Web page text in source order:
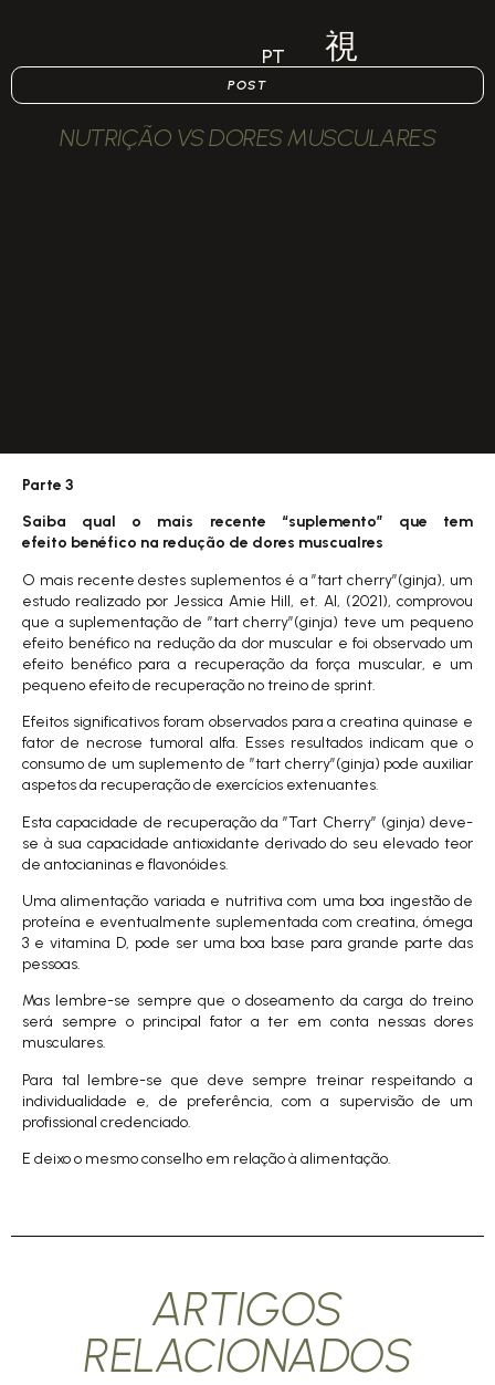
PT
POST
NUTRIÇÃO VS DORES MUSCULARES
Parte 3
Saiba qual o mais recente “suplemento” que tem
efeito benéfico na redução de dores muscualres
O mais recente destes suplementos é a ”tart cherry”(ginja), um
estudo realizado por Jessica Amie Hill, et. Al, (2021), comprovou
que a suplementação de ”tart cherry”(ginja) teve um pequeno
efeito benéfico na redução da dor muscular e foi observado um
efeito benéfico para a recuperação da força muscular, e um
pequeno efeito de recuperação no treino de sprint.
Efeitos significativos foram observados para a creatina quinase e
fator de necrose tumoral alfa. Esses resultados indicam que o
consumo de um suplemento de ”tart cherry”(ginja) pode auxiliar
aspetos da recuperação de exercícios extenuantes.
Esta capacidade de recuperação da ”Tart Cherry” (ginja) deve-
se à sua capacidade antioxidante derivado do seu elevado teor
de antocianinas e flavonóides.
Uma alimentação variada e nutritiva com uma boa ingestão de
proteína e eventualmente suplementada com creatina, ómega
3 e vitamina D, pode ser uma boa base para grande parte das
pessoas.
Mas lembre-se sempre que o doseamento da carga do treino
será sempre o principal fator a ter em conta nessas dores
musculares.
Para tal lembre-se que deve sempre treinar respeitando a
individualidade e, de preferência, com a supervisão de um
profissional credenciado.
E deixo o mesmo conselho em relação à alimentação.
ARTIGOS
RELACIONADOS